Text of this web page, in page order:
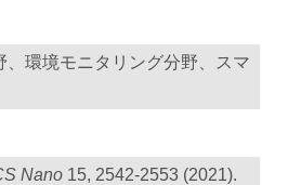
、環境モニタリング分野、スマ
Nano 15, 2542-2553 (2021).